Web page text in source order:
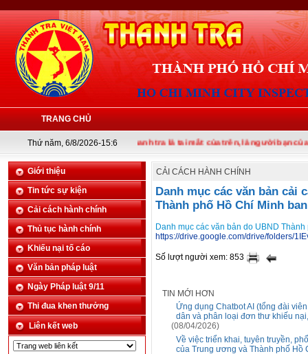
TRANG CHỦ
Thứ năm, 6/8/2026-15:6Thanh tra là tai mắt của trên, là người bạn của dưới
Giới thiệu
Tin tức sự kiện
Cải cách hành chính
Thủ tục hành chính
Khiếu nại tố cáo
Văn bản pháp luật
Ngày Pháp luật 9/11
Thi đua khen thưởng
Liên kết web
CẢI CÁCH HÀNH CHÍNH
Danh mục các văn bản cải
Thành phố Hồ Chí Minh
Danh mục các văn bản do UBND
https://drive.google.com/drive/folders/
Số lượt người xem: 853
TIN MỚI HƠN
Ứng dụng Chatbot AI (tổng đài
dân và phân loại đơn thư khiếu
(08/04/2026)
Về việc triển khai, tuyên truyền,
của Trung ương và Thành phố Hồ